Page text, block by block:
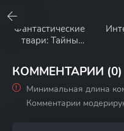
Фантастические
твари: Тайны
КОММЕНТАРИИ (0)
Минимальная длина
Комментарии